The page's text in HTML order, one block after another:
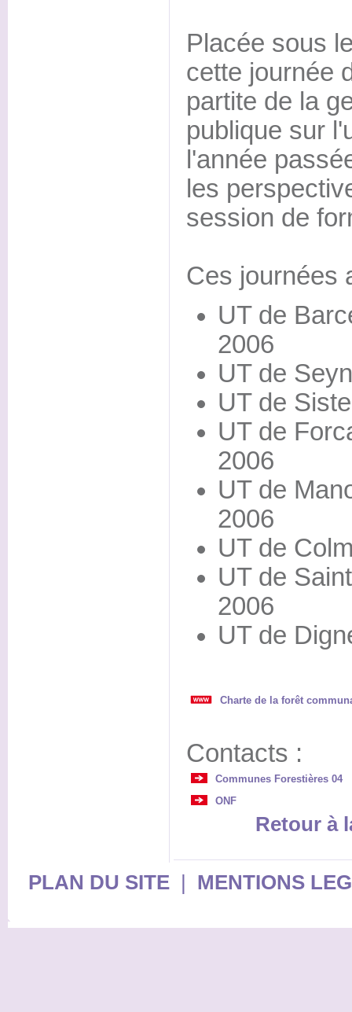
Placée sous
cette journée
partite de la
publique sur
l'année
les
session de
Ces journées
UT de
2006
UT de
UT de
UT de
2006
UT de
2006
UT de
UT de
2006
UT de
Charte de la forêt
Contacts :
Communes Forestières 04
ONF
Retour à
PLAN DU SITE| MENTIONS